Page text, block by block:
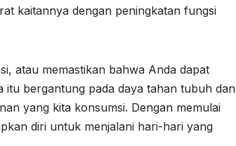
kaitannya dengan peningkatan fungsi
atau memastikan bahwa Anda dapat
itu bergantung pada daya tahan tubuh dan
yang kita konsumsi. Dengan memulai
diri untuk menjalani hari-hari yang